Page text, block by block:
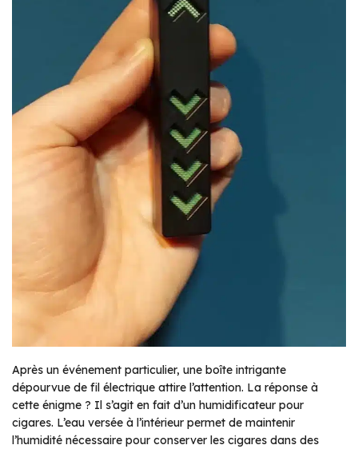
Après un événement particulier, une boîte intrigante
dépourvue de fil électrique attire l’attention. La réponse à
cette énigme ? Il s’agit en fait d’un humidificateur pour
cigares. L’eau versée à l’intérieur permet de maintenir
l’humidité nécessaire pour conserver les cigares dans des